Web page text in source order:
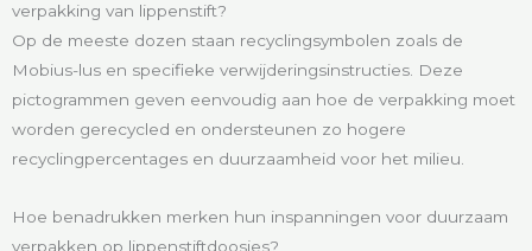
verpakking van lippenstift?
Op de meeste dozen staan recyclingsymbolen zoals de
Mobius-lus en specifieke verwijderingsinstructies. Deze
pictogrammen geven eenvoudig aan hoe de verpakking moet
worden gerecycled en ondersteunen zo hogere
recyclingpercentages en duurzaamheid voor het milieu.
Hoe benadrukken merken hun inspanningen voor duurzaam
verpakken op lippenstiftdoosjes?